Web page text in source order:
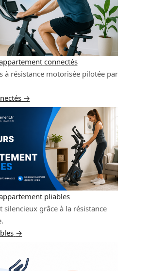
connectés
à résistance motorisée pilotée par
→
pliables
silencieux grâce à la résistance
→